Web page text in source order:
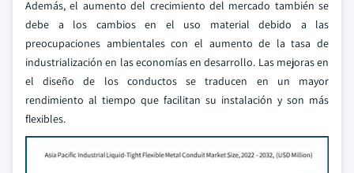
Además, el aumento del crecimiento del mercado también se
debe a los cambios en el uso material debido a las
preocupaciones ambientales con el aumento de la tasa de
industrialización en las economías en desarrollo. Las mejoras en
el diseño de los conductos se traducen en un mayor
rendimiento al tiempo que facilitan su instalación y son más
flexibles.